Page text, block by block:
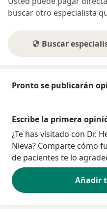
buscar otro especialista
Buscar
Pronto se publicarán
Escribe la primera
¿Te has visitado con Dr.
Nieva? Comparte cómo
de pacientes te lo
Añadir